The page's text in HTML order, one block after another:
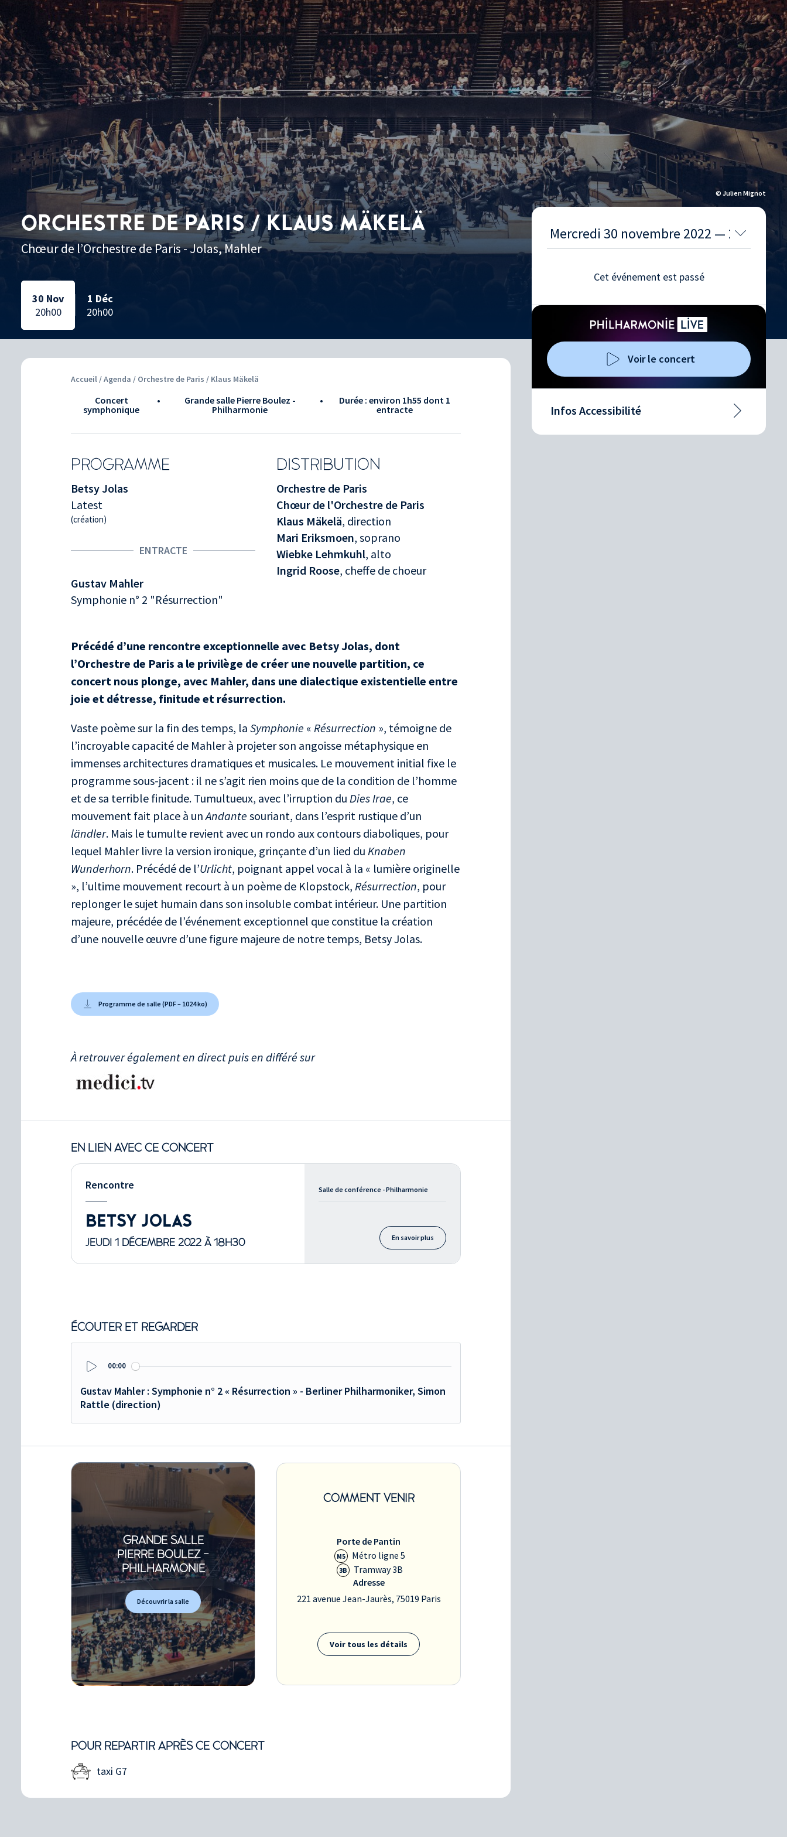
© Julien Mignot
ORCHESTRE DE PARIS / KLAUS MÄKELÄ
Chœur de l’Orchestre de Paris - Jolas, Mahler
Date sélectionnée:
Date sélectionnée:
30 Nov
20h00
Date sélectionnée:
Date sélectionnée:
1 Déc
20h00
Accueil /Agenda / Orchestre de Paris / Klaus Mäkelä
Concert
symphonique
•
Grande salle Pierre Boulez -
Philharmonie
• Durée : environ 1h55 dont 1
entracte
PROGRAMME DISTRIBUTION
Betsy Jolas
Latest
(création)
ENTRACTE
Gustav Mahler
Symphonie n° 2 "Résurrection"
Orchestre de Paris
Chœur de l'Orchestre de Paris
Klaus Mäkelä, direction
Mari Eriksmoen, soprano
Wiebke Lehmkuhl, alto
Ingrid Roose, cheffe de choeur
Précédé d’une rencontre exceptionnelle avec Betsy Jolas, dont
l’Orchestre de Paris a le privilège de créer une nouvelle partition, ce
concert nous plonge, avec Mahler, dans une dialectique existentielle entre
joie et détresse, finitude et résurrection.
Vaste poème sur la fin des temps, la Symphonie « Résurrection », témoigne de
l’incroyable capacité de Mahler à projeter son angoisse métaphysique en
immenses architectures dramatiques et musicales. Le mouvement initial fixe le
programme sous-jacent : il ne s’agit rien moins que de la condition de l’homme
et de sa terrible finitude. Tumultueux, avec l’irruption du Dies Irae, ce
mouvement fait place à unAndante souriant, dans l’esprit rustique d’un
ländler. Mais le tumulte revient avec un rondo aux contours diaboliques, pour
lequel Mahler livre la version ironique, grinçante d’un lied du Knaben
Wunderhorn. Précédé de l’Urlicht, poignant appel vocal à la « lumière originelle
», l’ultime mouvement recourt à un poème de Klopstock, Résurrection, pour
replonger le sujet humain dans son insoluble combat intérieur. Une partition
majeure, précédée de l’événement exceptionnel que constitue la création
d’une nouvelle œuvre d’une figure majeure de notre temps, Betsy Jolas.
Programme de salle (PDF – 1024 ko)
À retrouver également en direct puis en différé sur
EN LIEN AVEC CE CONCERT
Rencontre
BETSY JOLAS
JEUDI 1 DÉCEMBRE 2022 À 18H30
Salle de conférence - Philharmonie
En savoir plus
ÉCOUTER ET REGARDER
00:00
Gustav Mahler : Symphonie n° 2 « Résurrection » - Berliner Philharmoniker, Simon
Rattle (direction)
GRANDE SALLE
PIERRE BOULEZ -
PHILHARMONIE
Découvrir la salle
COMMENT VENIR
Porte de Pantin
M5 Métro ligne 5
3B
Tramway 3B
Adresse
221 avenue Jean-Jaurès, 75019 Paris
Voir tous les détails
POUR REPARTIR APRÈS CE CONCERT
taxi G7
Cet événement est passé
Voir le concert
Infos Accessibilité